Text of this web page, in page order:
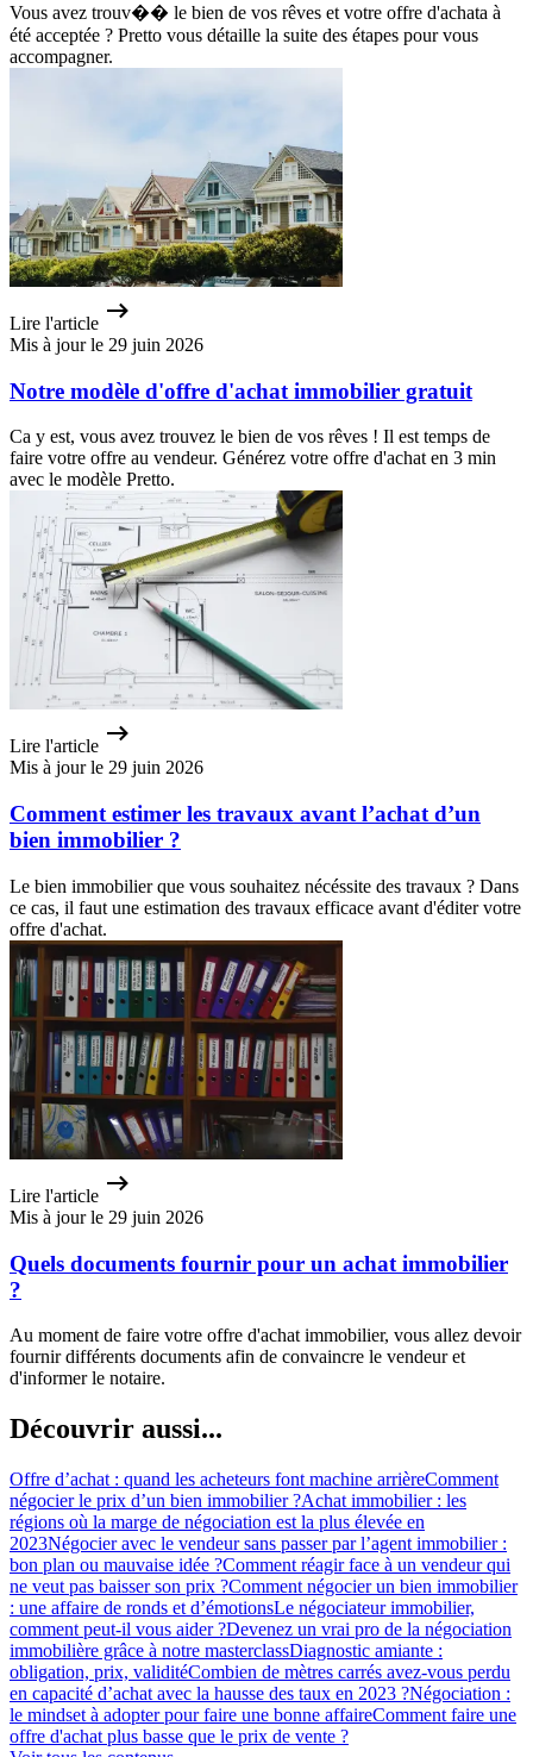
Vous avez trouv�� le bien de vos rêves et votre offre d'achata à
été acceptée ? Pretto vous détaille la suite des étapes pour vous
accompagner.
Lire l'article
Mis à jour le 29 juin 2026
Notre modèle d'offre d'achat immobilier gratuit
Ca y est, vous avez trouvez le bien de vos rêves ! Il est temps de
faire votre offre au vendeur. Générez votre offre d'achat en 3 min
avec le modèle Pretto.
Lire l'article
Mis à jour le 29 juin 2026
Comment estimer les travaux avant l’achat d’un
bien immobilier ?
Le bien immobilier que vous souhaitez nécéssite des travaux ? Dans
ce cas, il faut une estimation des travaux efficace avant d'éditer votre
offre d'achat.
Lire l'article
Mis à jour le 29 juin 2026
Quels documents fournir pour un achat immobilier
?
Au moment de faire votre offre d'achat immobilier, vous allez devoir
fournir différents documents afin de convaincre le vendeur et
d'informer le notaire.
Découvrir aussi...
Offre d’achat : quand les acheteurs font machine arrièreComment
négocier le prix d’un bien immobilier ?Achat immobilier : les
régions où la marge de négociation est la plus élevée en
2023Négocier avec le vendeur sans passer par l’agent immobilier :
bon plan ou mauvaise idée ?Comment réagir face à un vendeur qui
ne veut pas baisser son prix ?Comment négocier un bien immobilier
: une affaire de ronds et d’émotionsLe négociateur immobilier,
comment peut-il vous aider ?Devenez un vrai pro de la négociation
immobilière grâce à notre masterclassDiagnostic amiante :
obligation, prix, validitéCombien de mètres carrés avez-vous perdu
en capacité d’achat avec la hausse des taux en 2023 ?Négociation :
le mindset à adopter pour faire une bonne affaireComment faire une
offre d'achat plus basse que le prix de vente ?